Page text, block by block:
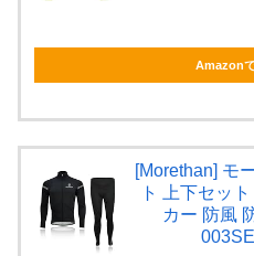
Amazon
[Morethan] モ
ト 上下セッ
カー 防風